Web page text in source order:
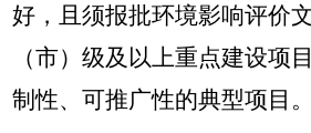
好，且须报批环境影响评价
（市）级及以上重点建设项
制性、可推广性的典型项目。